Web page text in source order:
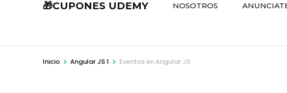
🎁CUPONES UDEMY NOSOTROS
Inicio > Angular JS 1 > Eventos en Angular JS